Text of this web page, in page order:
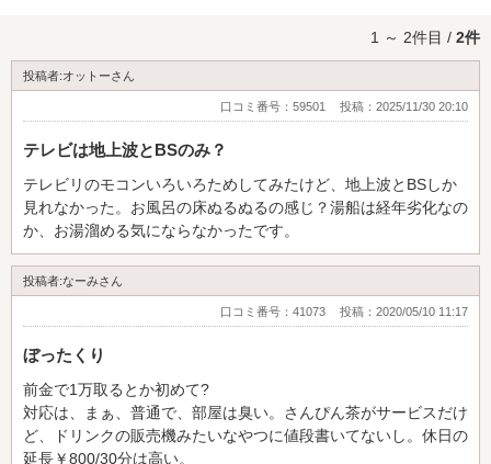
1 ～ 2件目 / 2件
投稿者:オットーさん
口コミ番号：59501 投稿：2025/11/30 20:10
テレビは地上波とBSのみ？
テレビリのモコンいろいろためしてみたけど、地上波とBSしか
見れなかった。お風呂の床ぬるぬるの感じ？湯船は経年劣化なの
か、お湯溜める気にならなかったです。
投稿者:なーみさん
口コミ番号：41073 投稿：2020/05/10 11:17
ぼったくり
前金で1万取るとか初めて?
対応は、まぁ、普通で、部屋は臭い。さんぴん茶がサービスだけ
ど、ドリンクの販売機みたいなやつに値段書いてないし。休日の
延長￥800/30分は高い。